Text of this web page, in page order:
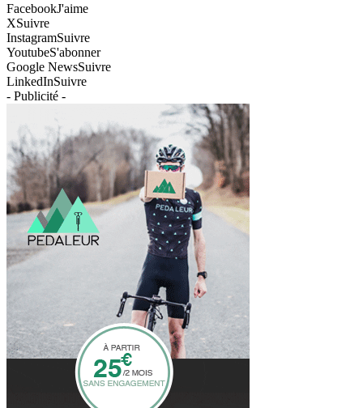
FacebookJ'aime
XSuivre
InstagramSuivre
YoutubeS'abonner
Google NewsSuivre
LinkedInSuivre
- Publicité -